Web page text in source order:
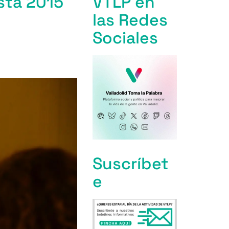
las Redes
Sociales
Suscríbet
e